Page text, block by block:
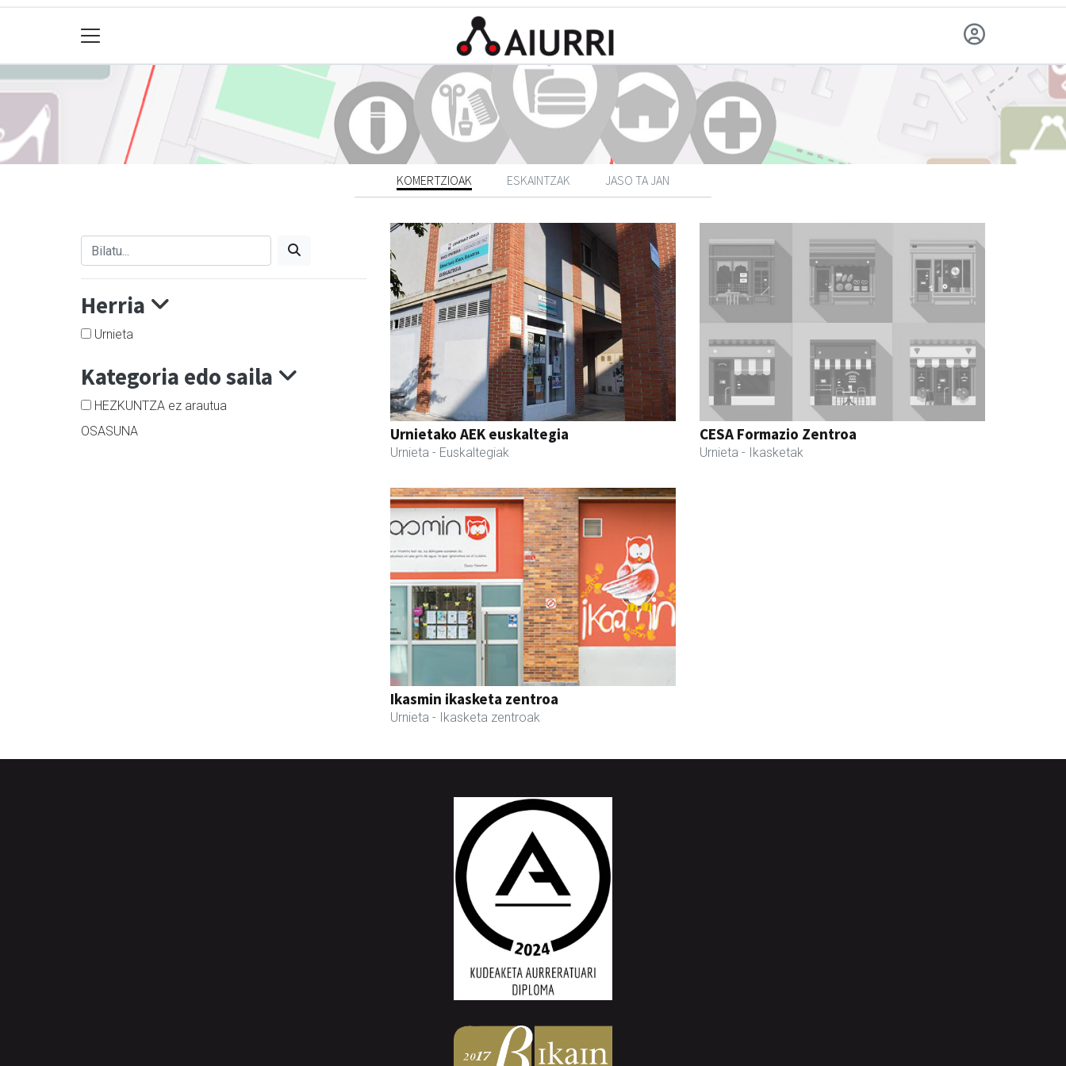
KOMERTZIOAK ESKAINTZAK JASO TA JAN
Herria
Urnieta
Kategoria edo saila
HEZKUNTZA ez arautua
OSASUNA
Urnietako AEK euskaltegia
Urnieta - Euskaltegiak
CESA Formazio Zentroa
Urnieta - Ikasketak
Ikasmin ikasketa zentroa
Urnieta - Ikasketa zentroak